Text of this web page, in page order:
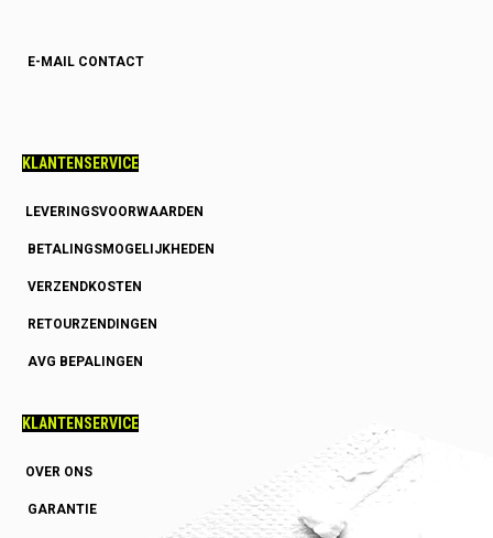
E-MAIL CONTACT
KLANTENSERVICE
LEVERINGSVOORWAARDEN
BETALINGSMOGELIJKHEDEN
VERZENDKOSTEN
RETOURZENDINGEN
AVG BEPALINGEN
KLANTENSERVICE
OVER ONS
GARANTIE